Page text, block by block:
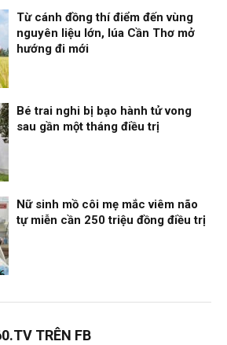
Từ cánh đồng thí điểm đến vùng
nguyên liệu lớn, lúa Cần Thơ mở
hướng đi mới
Bé trai nghi bị bạo hành tử vong
sau gần một tháng điều trị
Nữ sinh mồ côi mẹ mắc viêm não
tự miễn cần 250 triệu đồng điều trị
TRÊN FB